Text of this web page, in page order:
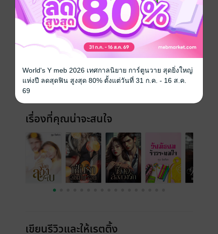
โรมานซ์ ดรามา โคแก่ แก้แค้น แอบรัก
ประเภทไฟล์ pdf, epub (สารบัญ)
ความยาว 45 หน้า (≈ 7,602 คำ)
ราคาปก
เรื่องที่คุณน่าจะสนใจ
เขียนรีวิวและให้เรตติ้ง
World's Y meb 2026 เทศกาลนิยาย การ์ตูนวาย สุดยิ่งใหญ่
แห่งปี ลดสุดฟิน สูงสุด 80% ตั้งแต่วันที่ 31 ก.ค. - 16 ส.ค.
69